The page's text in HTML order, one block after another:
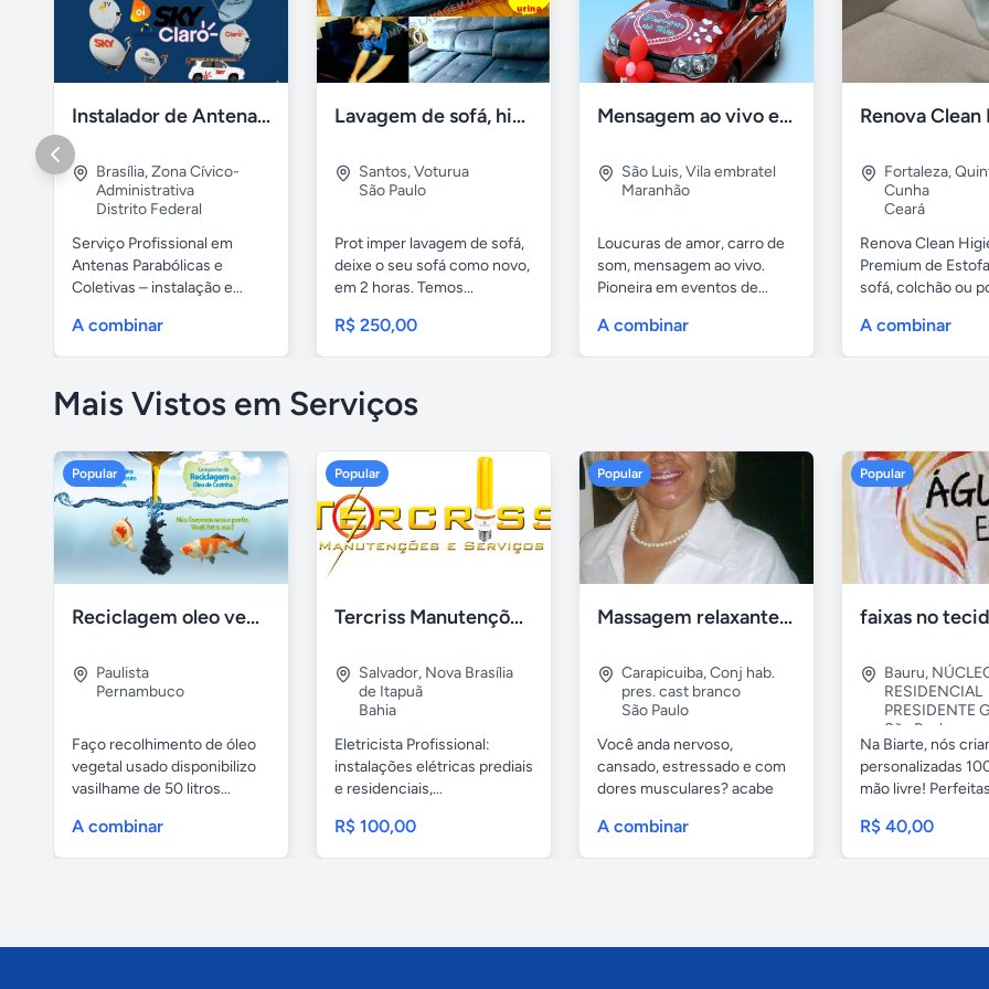
Instalador de Antena Digital em Brasília
Brasília,Zona Cívico-
Administrativa
Distrito Federal
Serviço Profissional em
Antenas Parabólicas e
Coletivas – instalação e...
A combinar
Lavagem de sofá, higienização sofá, Impermeabilização
Santos,Voturua
São Paulo
Prot imper lavagem de sofá,
deixe o seu sofá como novo,
em 2 horas. Temos...
R$ 250,00
Mensagem ao vivo em carro de som
São Luis,Vila embratel
Maranhão
Loucuras de amor, carro de
som, mensagem ao vivo.
Pioneira em eventos de...
A combinar
Fortaleza,
Cunha
Ceará
Renova Clean
Premium de
sofá, colchão ou
A combinar
Mais Vistos em Serviços
Popular
Reciclagem oleo vegetal
Paulista
Pernambuco
Faço recolhimento de óleo
vegetal usado disponibilizo
vasilhame de 50 litros...
A combinar
Popular
Tercriss Manutenções e Serviços
Salvador, Nova Brasília
de Itapuã
Bahia
Eletricista Profissional:
instalações elétricas prediais
e residenciais,...
R$ 100,00
Popular
Massagem relaxante- terapeutica e depilação
Carapicuiba,Conj hab.
pres. cast branco
São Paulo
Você anda nervoso,
cansado, estressado e com
dores musculares? acabe
A combinar
Popular
Bauru,
RESIDENCIAL
PRESIDENTE
São Paulo
Na Biarte, nós
personalizadas
mão livre!
R$ 40,00